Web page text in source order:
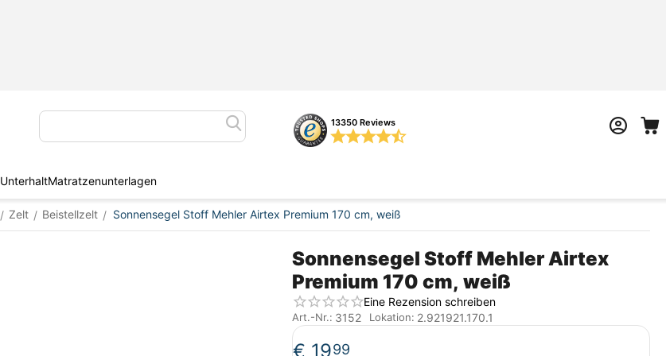
13350 Reviews
UnterhaltMatratzenunterlagen
/ Zelt / Beistellzelt / Sonnensegel Stoff Mehler Airtex Premium 170 cm, weiß
Sonnensegel Stoff Mehler Airtex
Premium 170 cm, weiß
Eine Rezension schreiben
Art.-Nr.: 3152 Lokation: 2.921921.170.1
€ 1999